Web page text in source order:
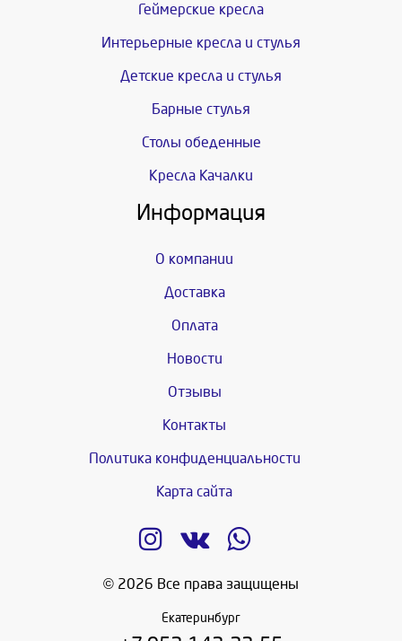
Геймерские кресла
Интерьерные кресла и стулья
Детские кресла и стулья
Барные стулья
Столы обеденные
Кресла Качалки
Информация
О компании
Доставка
Оплата
Новости
Отзывы
Контакты
Политика конфиденциальности
Карта сайта
© 2026 Все права защищены
Екатеринбург